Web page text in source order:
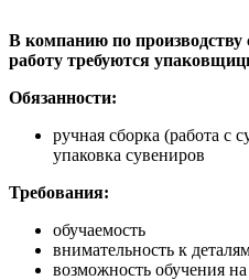
В компанию по производству
работу требуются
Обязанности:
ручная сборка (работа с
упаковка сувениров
Требования:
обучаемость
внимательность к
возможность обучения на